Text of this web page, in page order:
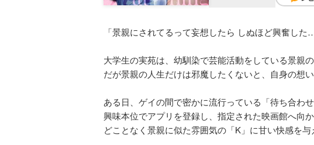
「景親にされてるって妄想したら しぬほど興奮した…
大学生の実苑は、幼馴染で芸能活動をしている景親
だが景親の人生だけは邪魔したくないと、自身の想い
ある日、ゲイの間で密かに流行っている「待ち合わ
興味本位でアプリを登録し、指定された映画館へ向
どことなく景親に似た雰囲気の「K」に甘い快感を